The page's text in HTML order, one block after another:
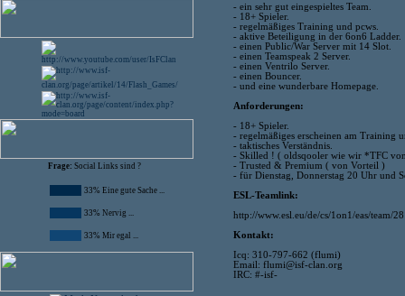
Frage: Social Links sind ?
33% Eine gute Sache ...
33% Nervig ...
33% Mir egal ...
- ein sehr gut eingespieltes Team.
- 18+ Spieler.
- regelmäßiges Training und pcws.
- aktive Beteiligung in der 6on6 Ladder.
- einen Public/War Server mit 14 Slot.
- einen Teamspeak 2 Server.
- einen Ventrilo Server.
- einen Bouncer.
- und eine wunderbare Homepage.
Anforderungen:
- 18+ Spieler.
- regelmäßiges erscheinen am Training
- taktisches Verständnis.
- Skilled ! ( oldsqooler wie wir *TFC
- Trusted & Premium ( von Vorteil )
- für Dienstag, Donnerstag 20 Uhr und
ESL-Teamlink:
http://www.esl.eu/de/cs/1on1/eas/team/
Kontakt:
Icq: 310-797-662 (flumi)
Email: flumi@isf-clan.org
IRC: #-isf-